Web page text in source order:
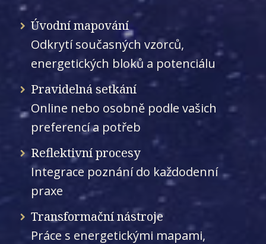
Úvodní mapování
Odkrytí současných vzorců,
energetických bloků a potenciálu
Pravidelná setkání
Online nebo osobně podle vašich
preferencí a potřeb
Reflektivní procesy
Integrace poznání do každodenní
praxe
Transformační nástroje
Práce s energetickými mapami,